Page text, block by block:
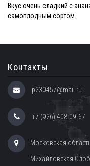
Вкус очень сладкий с
самоплодным сортом.
Контакты
p230457@mail.ru
+7 (926) 408-09-67
Московская
Михайловская